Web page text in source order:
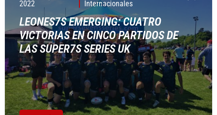
2022
Internacionales
LEONES7S EMERGING: CUATRO
VICTORIAS EN CINCO PARTIDOS DE
LAS SUPER7S SERIES UK